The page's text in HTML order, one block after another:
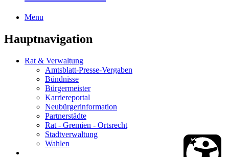
Menu
Hauptnavigation
Rat & Verwaltung
Amtsblatt-Presse-Vergaben
Bündnisse
Bürgermeister
Karriereportal
Neubürgerinformation
Partnerstädte
Rat - Gremien - Ortsrecht
Stadtverwaltung
Wahlen